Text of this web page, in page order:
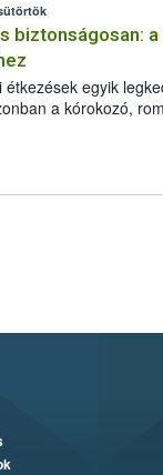
legyen lehetőség a
készítmény
is elérhető és
biztonságosan: a
étkezések egyik
a kórokozó,
is kedvez. A
megfelelő sütési
betartása, a
Oktatási